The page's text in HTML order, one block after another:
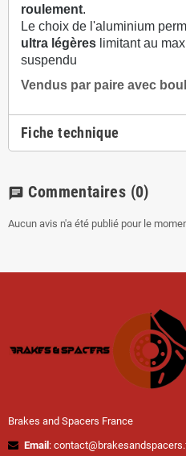
roulement.
Le choix de l'aluminium
ultra légères limitant au
suspendu
Vendus par paire avec
Fiche technique
chat Commentaires (0)
Aucun avis n'a été publié pour le
Brakes and Spacers France
Email :